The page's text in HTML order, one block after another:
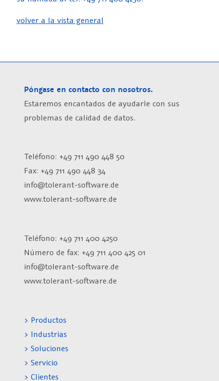
volver a la vista general
Póngase en contacto con nosotros.
Estaremos encantados de ayudarle con sus
problemas de calidad de datos.
Teléfono: +49 711 490 448 50
Fax: +49 711 490 448 34
info@tolerant-software.de
www.tolerant-software.de
Teléfono: +49 711 400 4250
Número de fax: +49 711 400 425 01
info@tolerant-software.de
www.tolerant-software.de
> Productos
> Industrias
> Soluciones
> Servicio
> Clientes